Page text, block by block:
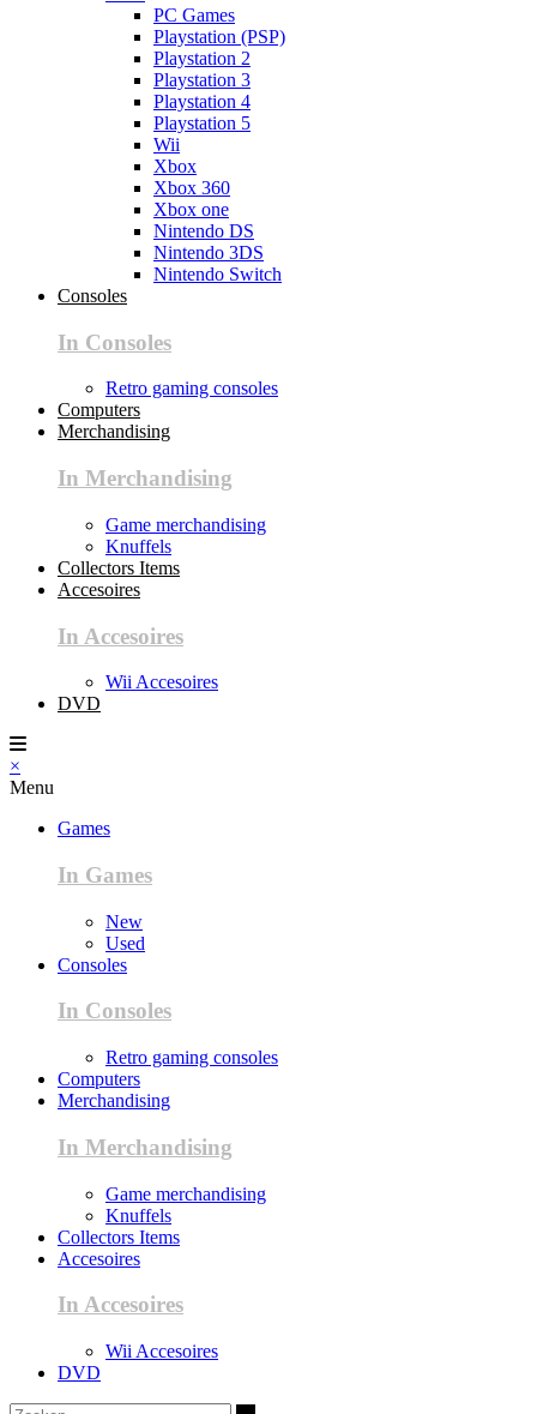
PC Games
Playstation (PSP)
Playstation 2
Playstation 3
Playstation 4
Playstation 5
Wii
Xbox
Xbox 360
Xbox one
Nintendo DS
Nintendo 3DS
Nintendo Switch
Consoles
In Consoles
Retro gaming consoles
Computers
Merchandising
In Merchandising
Game merchandising
Knuffels
Collectors Items
Accesoires
In Accesoires
Wii Accesoires
DVD
×
Menu
Games
In Games
New
Used
Consoles
In Consoles
Retro gaming consoles
Computers
Merchandising
In Merchandising
Game merchandising
Knuffels
Collectors Items
Accesoires
In Accesoires
Wii Accesoires
DVD